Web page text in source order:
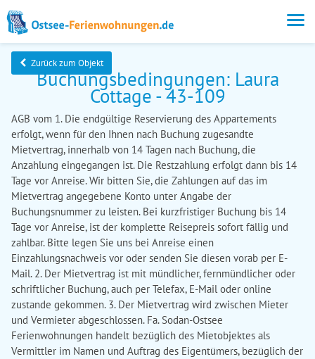
Zurück zum Objekt
Buchungsbedingungen: Laura
Cottage - 43-109
AGB vom 1. Die endgültige Reservierung des Appartements
erfolgt, wenn für den Ihnen nach Buchung zugesandte
Mietvertrag, innerhalb von 14 Tagen nach Buchung, die
Anzahlung eingegangen ist. Die Restzahlung erfolgt dann bis 14
Tage vor Anreise. Wir bitten Sie, die Zahlungen auf das im
Mietvertrag angegebene Konto unter Angabe der
Buchungsnummer zu leisten. Bei kurzfristiger Buchung bis 14
Tage vor Anreise, ist der komplette Reisepreis sofort fällig und
zahlbar. Bitte legen Sie uns bei Anreise einen
Einzahlungsnachweis vor oder senden Sie diesen vorab per E-
Mail. 2. Der Mietvertrag ist mit mündlicher, fernmündlicher oder
schriftlicher Buchung, auch per Telefax, E-Mail oder online
zustande gekommen. 3. Der Mietvertrag wird zwischen Mieter
und Vermieter abgeschlossen. Fa. Sodan-Ostsee
Ferienwohnungen handelt bezüglich des Mietobjektes als
Vermittler im Namen und Auftrag des Eigentümers, bezüglich der